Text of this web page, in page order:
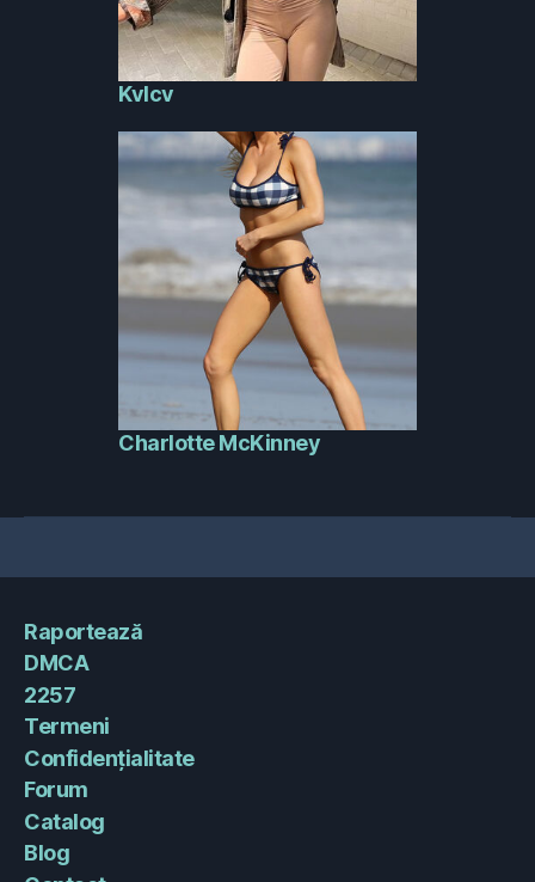
Kvlcv
Charlotte McKinney
Raportează
DMCA
2257
Termeni
Confidențialitate
Forum
Catalog
Blog